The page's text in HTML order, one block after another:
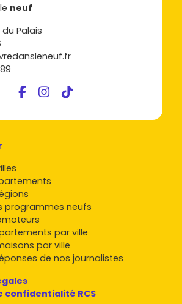
neuf
Palais
programmes neufs
par ville
par ville
de nos journalistes
confidentialité RCS